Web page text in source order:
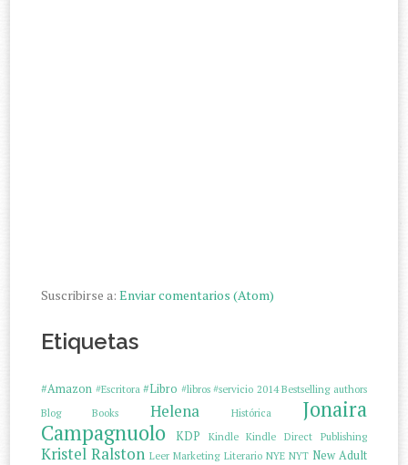
Suscribirse a:Enviar comentarios (Atom)
Etiquetas
#Amazon #Escritora #Libro #libros #servicio 2014 Bestselling authors
Blog
Books Helena Histórica
Jonaira
Campagnuolo
KDP Kindle Kindle Direct Publishing
Kristel Ralston Leer Marketing Literario NYE NYT New Adult